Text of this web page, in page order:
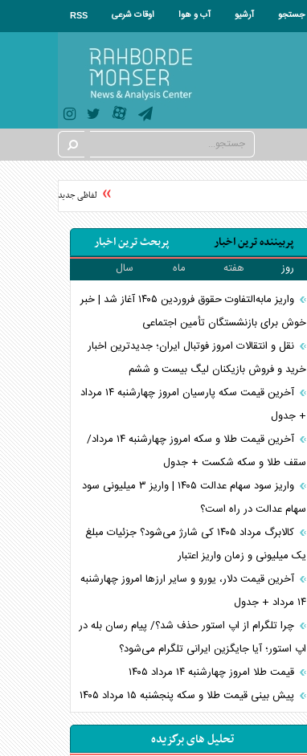
جستجو آرشیو آب و هوا اوقات شرعی RSS
لفاظی جدید نتانیاهو علیه
پربیننده ترین اخبار پربحث ترین اخبار
روز هفته ماه
سال
واریز مابه‌التفاوت حقوق فروردین ۱۴۰۵ آغاز شد | خبر
خوش برای بازنشستگان تأمین اجتماعی
نقل و انتقالات امروز فوتبال ایران؛ جدیدترین اخبار
خرید و فروش بازیکنان لیگ بیست و ششم
آخرین قیمت سکه پارسیان امروز چهارشنبه ۱۴ مرداد
+ جدول
آخرین قیمت طلا و سکه امروز چهارشنبه ۱۴ مرداد/
سقف طلا و سکه شکست + جدول
واریز سود سهام عدالت ۱۴۰۵ | واریز ۳ میلیونی سود
سهام عدالت در راه است؟
کالابرگ مرداد ۱۴۰۵ کی شارژ می‌شود؟ جزئیات مبلغ
یک میلیونی و زمان واریز اعتبار
آخرین قیمت دلار، یورو و سایر ارز‌ها امروز چهارشنبه
۱۴ مرداد + جدول
چرا تلگرام از اپ استور حذف شد؟/ پیام رسان بله در
اپ استور؛ آیا جایگزین ایرانی تلگرام می‌شود؟
قیمت طلا امروز چهارشنبه ۱۴ مرداد ۱۴۰۵
پیش بینی قیمت طلا و سکه پنجشنبه ۱۵ مرداد ۱۴۰۵
تحلیل های برگزیده